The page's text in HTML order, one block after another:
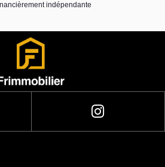
indépendante